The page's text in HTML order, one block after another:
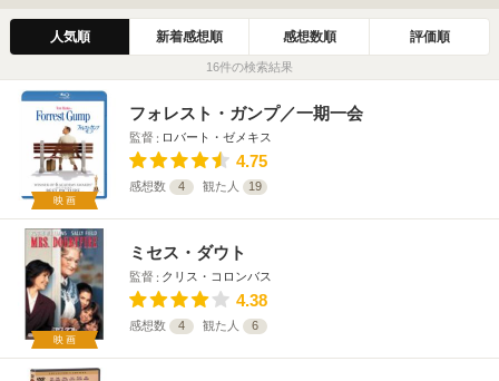
人気順 新着感想順 感想数順 評価順
16件の検索結果
映画
フォレスト・ガンプ／一期一会
監督 ロバート・ゼメキス
4.75
感想数 4 観た人 19
映画
ミセス・ダウト
監督 クリス・コロンバス
4.38
感想数 4 観た人 6